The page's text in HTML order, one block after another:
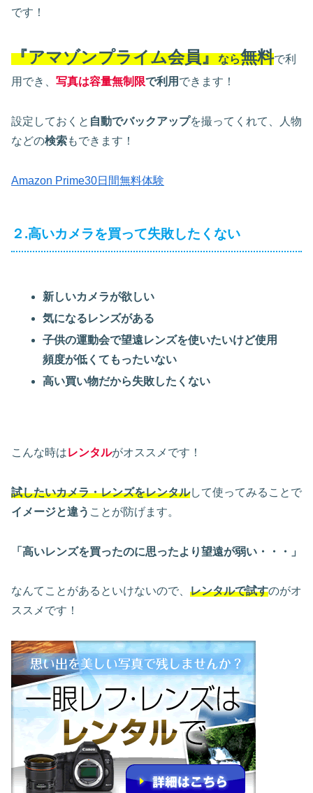
です！
『アマゾンプライム会員』なら無料で利
用でき、 写真は容量無制限で利用 できます！
設定しておくと 自動でバックアップを撮ってくれて、人物
などの検索もできます！
Amazon Prime30日間無料体験
２.高いカメラを買って失敗したくない
新しいカメラが欲しい
気になるレンズがある
子供の運動会で望遠レンズを使いたいけど使用
頻度が低くてもったいない
高い買い物だから失敗したくない
こんな時はレンタルがオススメです！
試したいカメラ・レンズをレンタルして使ってみることで
イメージと違う ことが防げます。
「高いレンズを買ったのに思ったより望遠が弱い・・・」
なんてことがあるといけないので、 レンタルで試すのがオ
ススメです！